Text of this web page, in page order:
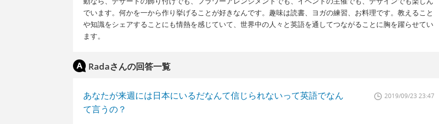
でいます。何かを一から作り挙げることが好きなんです。趣味は読書、ヨガの練習、お料理です。教えること
や知識をシェアすることにも情熱を感じていて、世界中の人々と英語を通してつながることに胸を躍らせてい
ます。
Radaさんの回答一覧
あなたが来週には日本にいるだなんて信じられないって英語でなん
て言うの？
2019/09/23 23:47